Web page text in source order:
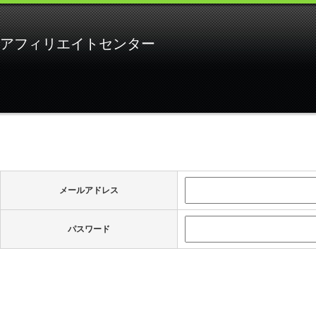
アフィリエイトセンター
メールアドレス
パスワード